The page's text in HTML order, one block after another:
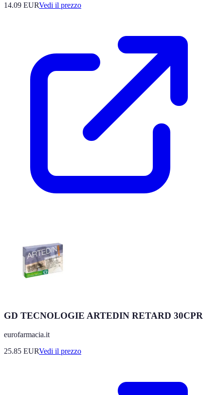
14.09 EURVedi il prezzo
GD TECNOLOGIE ARTEDIN RETARD 30CPR
eurofarmacia.it
25.85 EURVedi il prezzo